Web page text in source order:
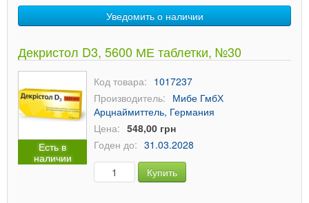
Уведомить о наличии
Декристол D3, 5600 МЕ таблетки, №30
Есть в
наличии
Код товара: 1017237
Производитель: Мибе ГмбХ
Арцнаймиттель, Германия
Цена: 548,00 грн
Годен до: 31.03.2028
Купить